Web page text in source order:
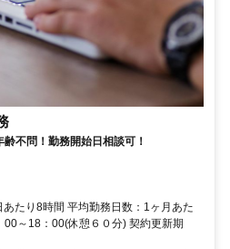
不問！勤務開始日相談可！
たり8時間 平均勤務日数：1ヶ月あた
00～18：00(休憩６０分) 契約更新期